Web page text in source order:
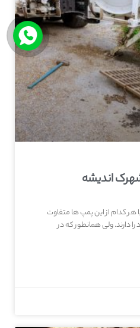
اندیشه
کدام از این پمپ ها متفاوت
دارند. ولی همانطور که در